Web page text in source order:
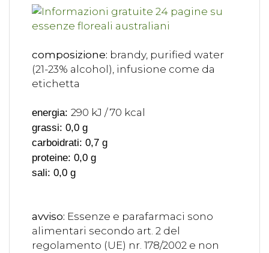
composizione: brandy, purified water
(21-23% alcohol), infusione come da
etichetta
energia: 290 kJ / 70 kcal
grassi: 0,0 g
carboidrati: 0,7 g
proteine: 0,0 g
sali: 0,0 g
avviso: Essenze e parafarmaci sono
alimentari secondo art. 2 del
regolamento (UE) nr. 178/2002 e non